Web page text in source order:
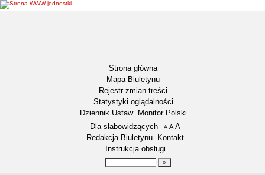
Strona główna
Mapa Biuletynu
Rejestr zmian treści
Statystyki oglądalności
Dziennik Ustaw
Monitor Polski
Menu dodatkowe
Dla słabowidzących A pomniejsz czcionkę
A standardowy rozmiar czcionki
A
Redakcja Biuletynu
Kontakt
Instrukcja obsługi